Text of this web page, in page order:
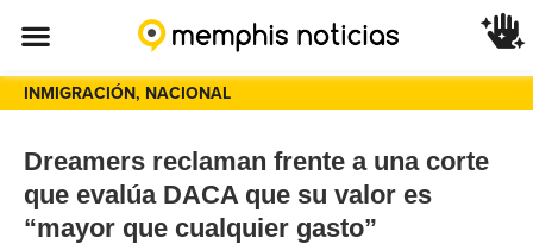
INMIGRACIÓN, NACIONAL
Dreamers reclaman frente a una corte
que evalúa DACA que su valor es
“mayor que cualquier gasto”